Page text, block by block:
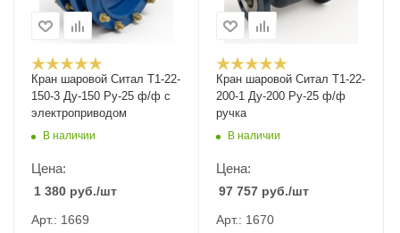
Кран шаровой Cитал T1-22-
150-3 Ду-150 Ру-25 ф/ф с
электроприводом
В наличии
Цена:
1 380 руб./шт
Арт.: 1669
Кран шаровой Cитал T1-22-
200-1 Ду-200 Ру-25 ф/ф
ручка
В наличии
Цена:
97 757 руб./шт
Арт.: 1670